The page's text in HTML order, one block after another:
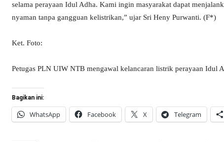
selama perayaan Idul Adha. Kami ingin masyarakat dapat
nyaman tanpa gangguan kelistrikan,” ujar Sri Heny Purwanti. (F*)
Ket. Foto:
Petugas PLN UIW NTB mengawal kelancaran listrik perayaan Idul
Bagikan ini:
WhatsApp Facebook X Telegram